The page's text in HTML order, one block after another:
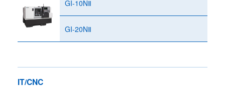
GI-10NⅡ
GI-20NⅡ
IT/CNC